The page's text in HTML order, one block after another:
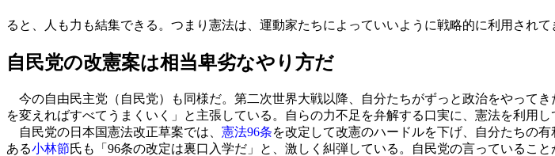
ると、人も力も結集できる。つまり憲法は、運動家たちによっていいように戦略的に利用されて
自民党の改憲案は相当卑劣なやり方だ
今の自由民主党（自民党）も同様だ。第二次世界大戦以降、自分たちがずっと政治をやって
を変えればすべてうまくいく」と主張している。自らの力不足を弁解する口実に、憲法を利用し
自民党の日本国憲法改正草案では、 憲法96条を改定して改憲のハードルを下げ、自分たちの
ある小林節氏も「96条の改定は裏口入学だ」と、激しく糾弾している。自民党の言っているこ